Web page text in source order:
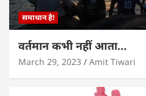
समाधान है!
वर्तमान कभी नहीं आता…
March 29, 2023 Amit Tiwari